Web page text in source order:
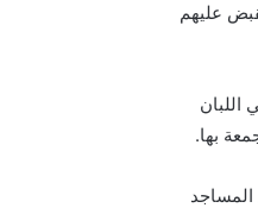
عليهم
اللبان
المساجد